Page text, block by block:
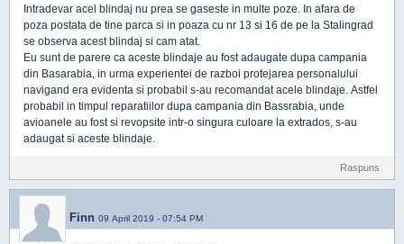
Intradevar acel blindaj nu prea se gaseste in multe poze. In afara de
poza postata de tine parca si in poaza cu nr 13 si 16 de pe la Stalingrad
se observa acest blindaj si cam atat.
Eu sunt de parere ca aceste blindaje au fost adaugate dupa campania
din Basarabia, in urma experientei de razboi protejarea personalului
navigand era evidenta si probabil s-au recomandat acele blindaje. Astfel
probabil in timpul reparatiilor dupa campania din Bassrabia, unde
avioanele au fost si revopsite intr-o singura culoare la extrados, s-au
adaugat si aceste blindaje.
Raspuns
Finn 09 April 2019 - 07:54 PM